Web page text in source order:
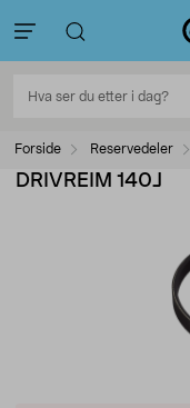
Forside Reservedeler
DRIVREIM 140J